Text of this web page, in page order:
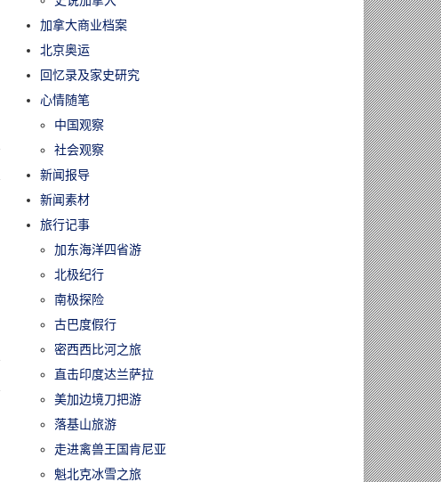
加拿大商业档案
北京奥运
回忆录及家史研究
心情随笔
中国观察
社会观察
新闻报导
新闻素材
旅行记事
加东海洋四省游
北极纪行
南极探险
古巴度假行
密西西比河之旅
直击印度达兰萨拉
美加边境刀把游
落基山旅游
走进禽兽王国肯尼亚
魁北克冰雪之旅